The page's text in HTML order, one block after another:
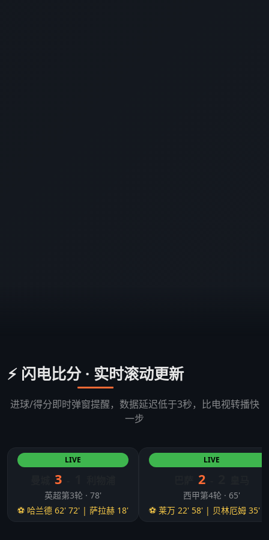
⚡ 闪电比分 · 实时滚动更新
进球/得分即时弹窗提醒，数据延迟低于3秒，比电视转播快
一步
LIVE
3
英超第3轮 · 78'
⚽ 哈兰德 62' 72' | 萨拉赫 18'
LIVE
2
西甲第4轮 · 65'
⚽ 莱万 22' 58' | 贝林厄姆 35'